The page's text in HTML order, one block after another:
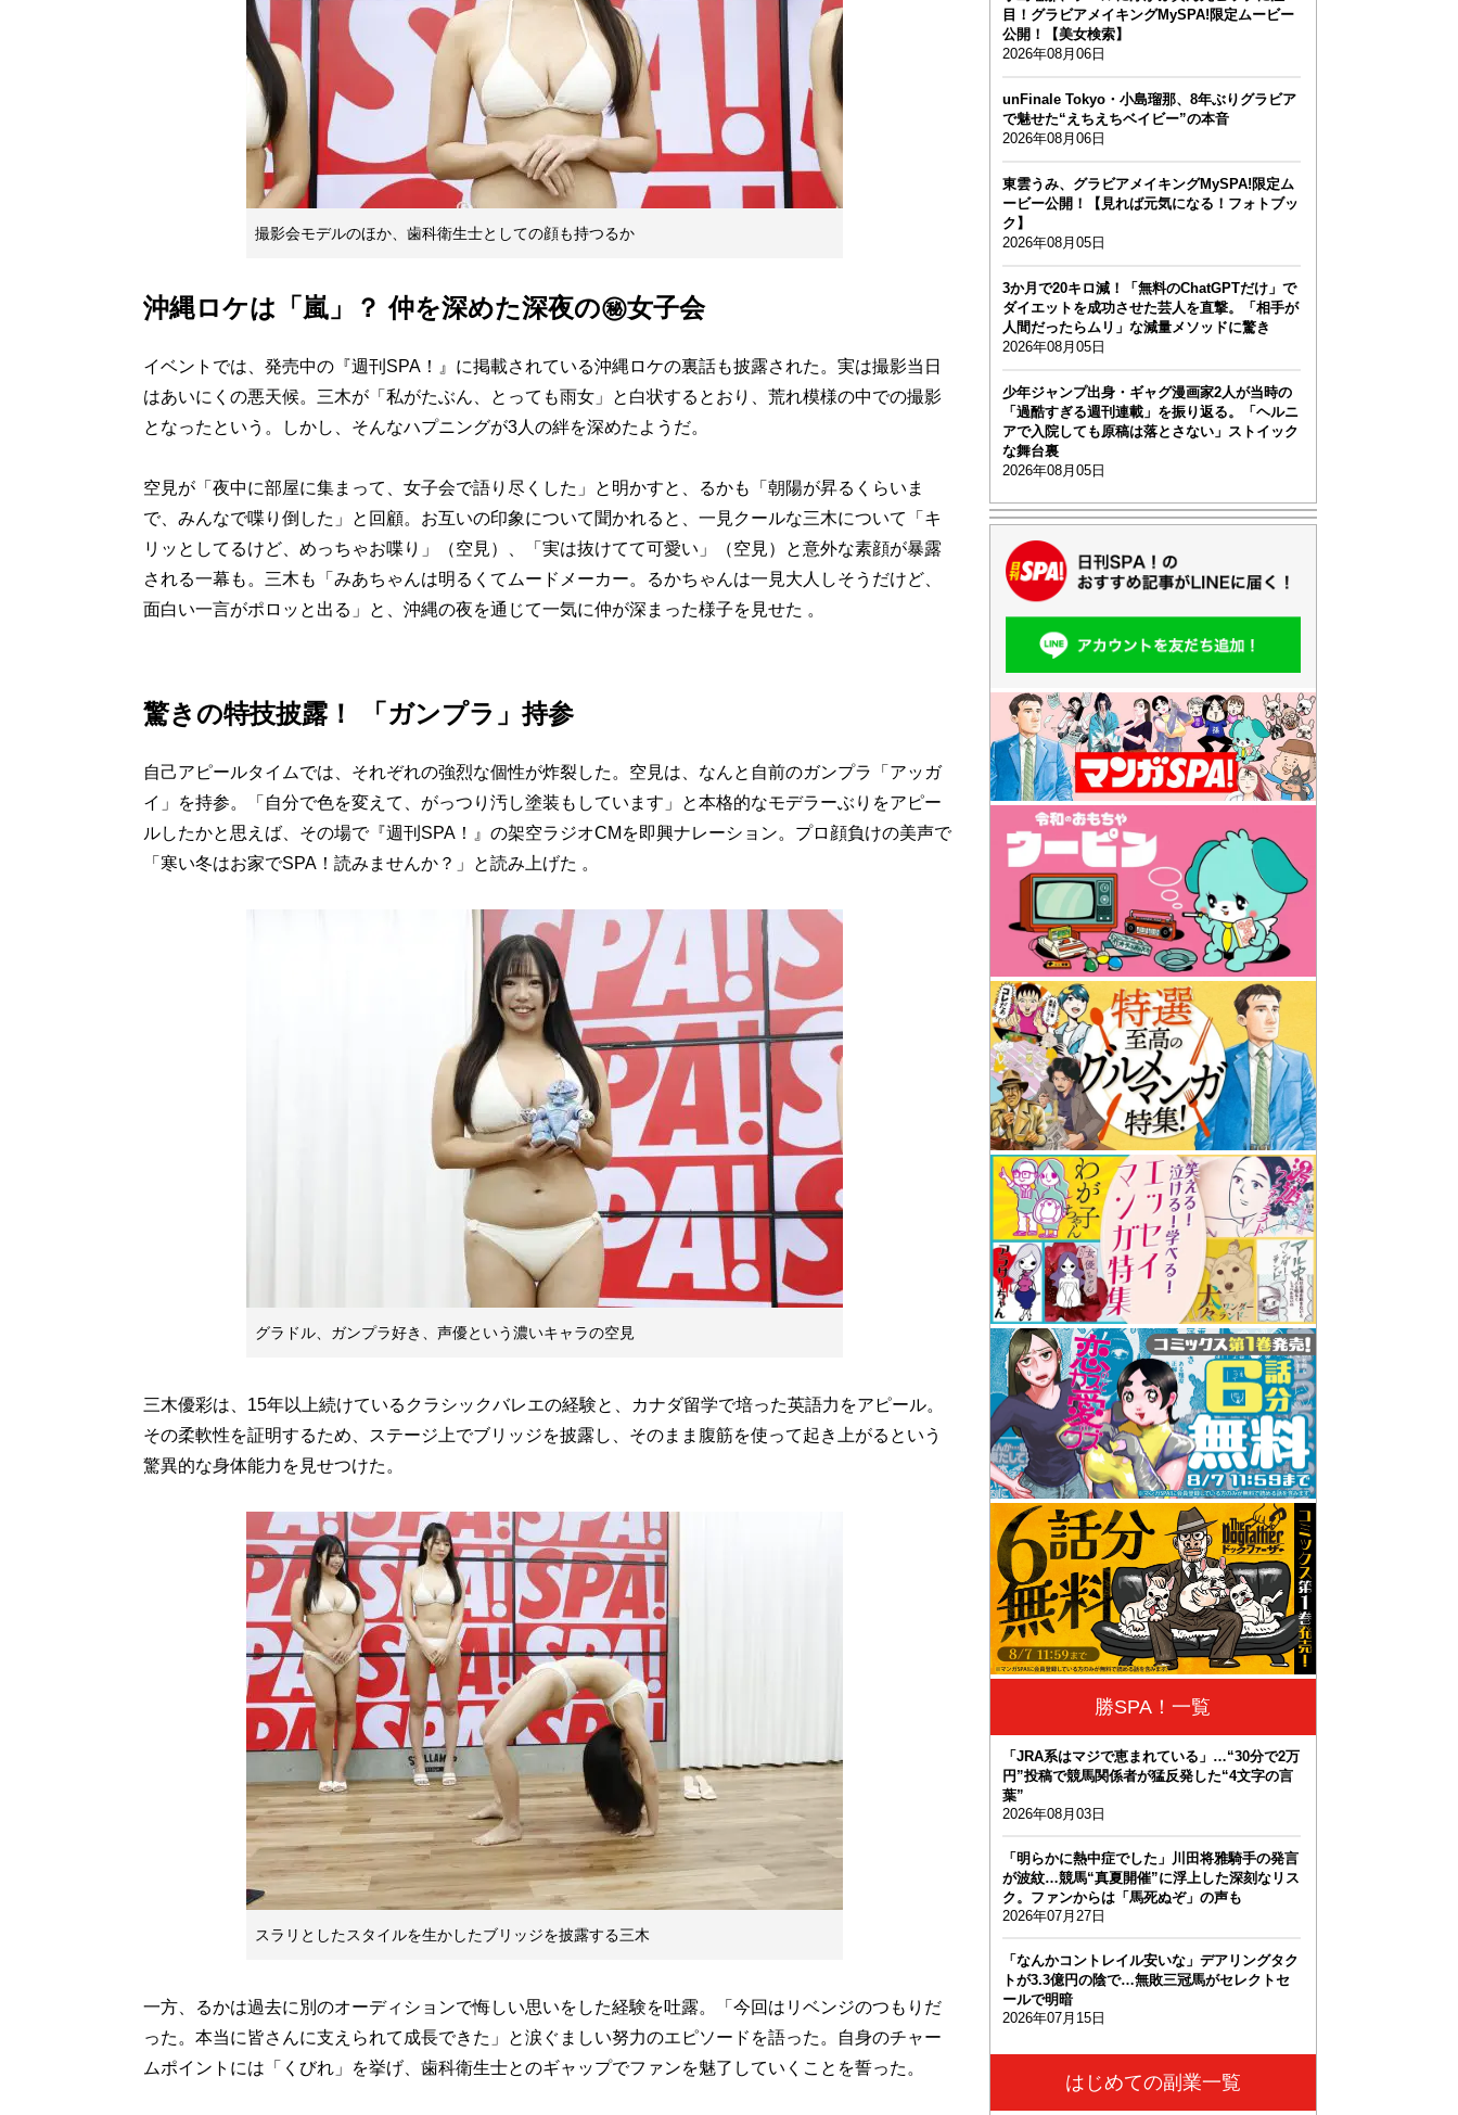
撮影会モデルのほか、歯科衛生士としての顔も持つるか
沖縄ロケは「嵐」？ 仲を深めた深夜の㊙女子会
イベントでは、発売中の『週刊SPA！』に掲載されている沖縄ロケの裏話も披露された。実は撮影当日
はあいにくの悪天候。三木が「私がたぶん、とっても雨女」と白状するとおり、荒れ模様の中での撮影
となったという。しかし、そんなハプニングが3人の絆を深めたようだ。
空見が「夜中に部屋に集まって、女子会で語り尽くした」と明かすと、るかも「朝陽が昇るくらいま
で、みんなで喋り倒した」と回顧。お互いの印象について聞かれると、一見クールな三木について「キ
リッとしてるけど、めっちゃお喋り」（空見）、「実は抜けてて可愛い」（空見）と意外な素顔が暴露
される一幕も。三木も「みあちゃんは明るくてムードメーカー。るかちゃんは一見大人しそうだけど、
面白い一言がポロッと出る」と、沖縄の夜を通じて一気に仲が深まった様子を見せた 。
驚きの特技披露！ 「ガンプラ」持参
自己アピールタイムでは、それぞれの強烈な個性が炸裂した。空見は、なんと自前のガンプラ「アッガ
イ」を持参。「自分で色を変えて、がっつり汚し塗装もしています」と本格的なモデラーぶりをアピー
ルしたかと思えば、その場で『週刊SPA！』の架空ラジオCMを即興ナレーション。プロ顔負けの美声で
「寒い冬はお家でSPA！読みませんか？」と読み上げた 。
グラドル、ガンプラ好き、声優という濃いキャラの空見
三木優彩は、15年以上続けているクラシックバレエの経験と、カナダ留学で培った英語力をアピール。
その柔軟性を証明するため、ステージ上でブリッジを披露し、そのまま腹筋を使って起き上がるという
驚異的な身体能力を見せつけた。
スラリとしたスタイルを生かしたブリッジを披露する三木
一方、るかは過去に別のオーディションで悔しい思いをした経験を吐露。「今回はリベンジのつもりだ
った。本当に皆さんに支えられて成長できた」と涙ぐましい努力のエピソードを語った。自身のチャー
ムポイントには「くびれ」を挙げ、歯科衛生士とのギャップでファンを魅了していくことを誓った。
目！グラビアメイキングMySPA!限定ムービー
公開！【美女検索】
2026年08月06日
unFinale Tokyo・小島瑠那、8年ぶりグラビア
で魅せた“えちえちベイビー”の本音
2026年08月06日
東雲うみ、グラビアメイキングMySPA!限定ム
ービー公開！【見れば元気になる！フォトブッ
ク】
2026年08月05日
3か月で20キロ減！「無料のChatGPTだけ」で
ダイエットを成功させた芸人を直撃。「相手が
人間だったらムリ」な減量メソッドに驚き
2026年08月05日
少年ジャンプ出身・ギャグ漫画家2人が当時の
「過酷すぎる週刊連載」を振り返る。「ヘルニ
アで入院しても原稿は落とさない」ストイック
な舞台裏
2026年08月05日
勝SPA！一覧
「JRA系はマジで恵まれている」…“30分で2万
円”投稿で競馬関係者が猛反発した“4文字の言
葉”
2026年08月03日
「明らかに熱中症でした」川田将雅騎手の発言
が波紋…競馬“真夏開催”に浮上した深刻なリス
ク。ファンからは「馬死ぬぞ」の声も
2026年07月27日
「なんかコントレイル安いな」デアリングタク
トが3.3億円の陰で…無敗三冠馬がセレクトセ
ールで明暗
2026年07月15日
はじめての副業一覧